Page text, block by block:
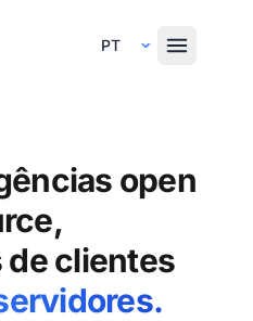
Select Language
open
de clientes